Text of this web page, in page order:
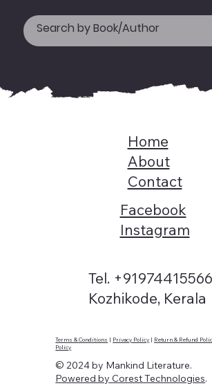
Terms & Conditions | Privacy Policy | Return & Refund
Policy
© 2024 by Mankind Literature.
Powered by Corest Technologies.
Tel.
Kozhikode, Kerala
Home
About
Contact
Facebook
Instagram